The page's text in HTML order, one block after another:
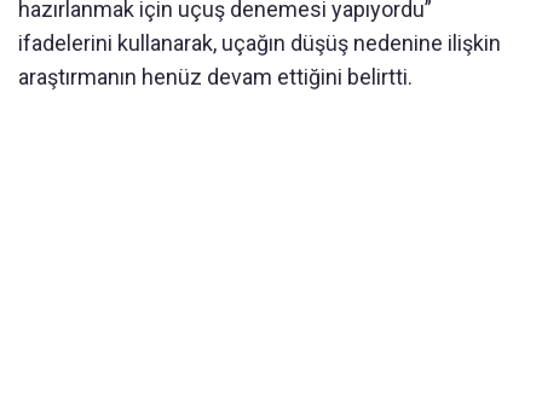
hazırlanmak için uçuş denemesi yapıyordu”
ifadelerini kullanarak, uçağın düşüş nedenine ilişkin
araştırmanın henüz devam ettiğini belirtti.